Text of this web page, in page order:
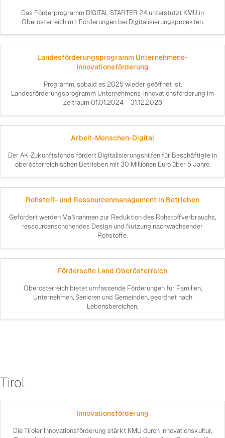
Das Förderprogramm DIGITAL STARTER 24 unterstützt KMU in
Oberösterreich mit Förderungen bei Digitalisierungsprojekten.
Landesförderungsprogramm Unternehmens-
Innovationsförderung
Programm, sobald es 2025 wieder geöffnet ist.
Landesförderungsprogramm Unternehmens-Innovationsförderung im
Zeitraum 01.01.2024 – 31.12.2026
Arbeit-Menschen-Digital
Der AK-Zukunftsfonds fördert Digitalisierungshilfen für Beschäftigte in
oberösterreichischen Betrieben mit 30 Millionen Euro über 5 Jahre.
Rohstoff- und Ressourcenmanagement in Betrieben
Gefördert werden Maßnahmen zur Reduktion des Rohstoffverbrauchs,
ressourcenschonendes Design und Nutzung nachwachsender
Rohstoffe.
Förderseite Land Oberösterreich
Oberösterreich bietet umfassende Förderungen für Familien,
Unternehmen, Senioren und Gemeinden, geordnet nach
Lebensbereichen.
Tirol
Innovationsförderung
Die Tiroler Innovationsförderung stärkt KMU durch Innovationskultur,